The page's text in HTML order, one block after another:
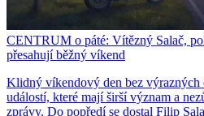
CENTRUM o páté: Vítězný Salač,
přesahují běžný víkend
Klidný víkendový den bez výrazných
událostí, které mají širší význam a
zprávy. Do popředí se dostal Filip